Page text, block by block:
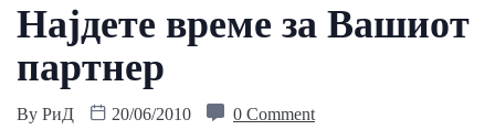
Најдете време за Вашиот
партнер
By РиД 20/06/2010 0 Comment